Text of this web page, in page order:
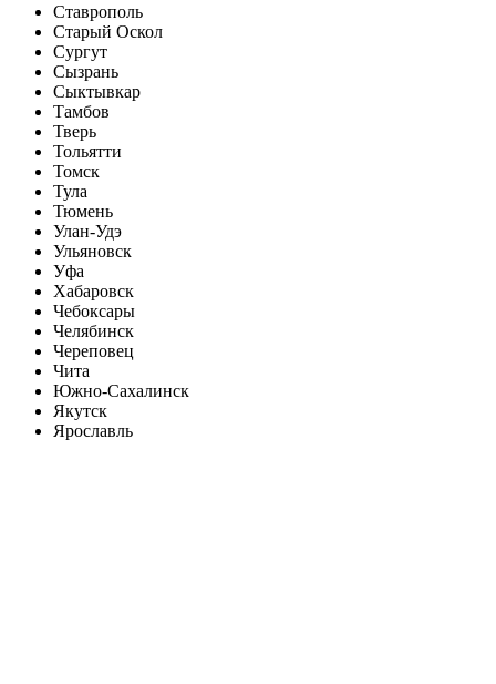
Ставрополь
Старый Оскол
Сургут
Сызрань
Сыктывкар
Тамбов
Тверь
Тольятти
Томск
Тула
Тюмень
Улан-Удэ
Ульяновск
Уфа
Хабаровск
Чебоксары
Челябинск
Череповец
Чита
Южно-Сахалинск
Якутск
Ярославль